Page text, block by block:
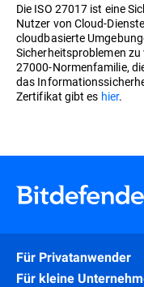
Die ISO 27017 ist eine
Nutzer von Cloud-
cloudbasierte
Sicherheitsproblemen zu
27000-Normenfamilie,
das
Zertifikat gibt es hier.
Für Privatanwender
Für kleine